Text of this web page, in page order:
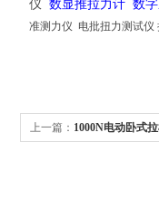
仪 数显推拉力计 数
准测力仪 电批扭力测试
上一篇： 1000N电动卧式